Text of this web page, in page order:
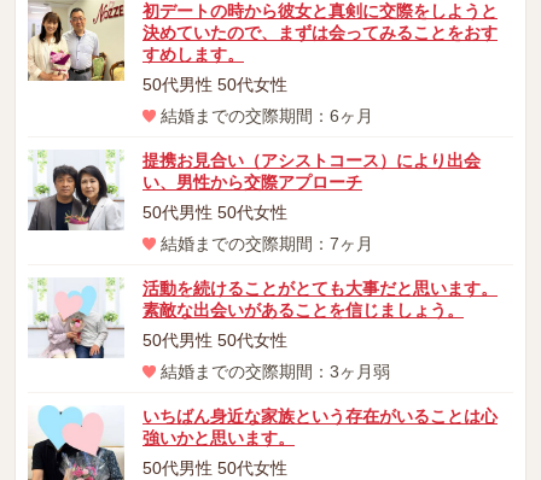
初デートの時から彼女と真剣に交際をしようと
決めていたので、まずは会ってみることをおす
すめします。
50代男性 50代女性
結婚までの交際期間：6ヶ月
提携お見合い（アシストコース）により出会
い、男性から交際アプローチ
50代男性 50代女性
結婚までの交際期間：7ヶ月
活動を続けることがとても大事だと思います。
素敵な出会いがあることを信じましょう。
50代男性 50代女性
結婚までの交際期間：3ヶ月弱
いちばん身近な家族という存在がいることは心
強いかと思います。
50代男性 50代女性